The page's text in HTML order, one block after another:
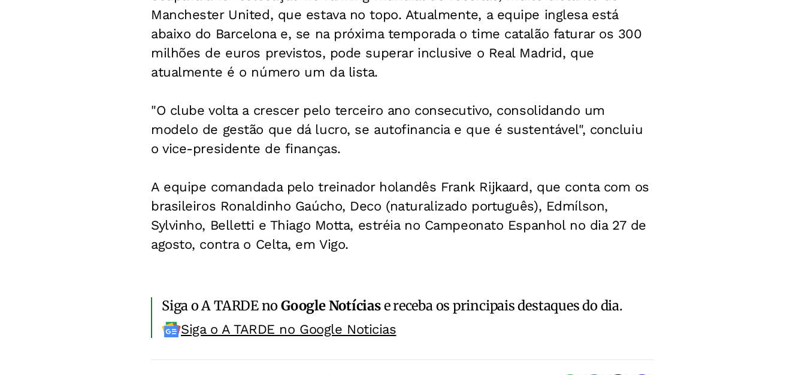
Manchester United, que estava no topo. Atualmente, a equipe inglesa está
abaixo do Barcelona e, se na próxima temporada o time catalão faturar os 300
milhões de euros previstos, pode superar inclusive o Real Madrid, que
atualmente é o número um da lista.
"O clube volta a crescer pelo terceiro ano consecutivo, consolidando um
modelo de gestão que dá lucro, se autofinancia e que é sustentável", concluiu
o vice-presidente de finanças.
A equipe comandada pelo treinador holandês Frank Rijkaard, que conta com os
brasileiros Ronaldinho Gaúcho, Deco (naturalizado português), Edmílson,
Sylvinho, Belletti e Thiago Motta, estréia no Campeonato Espanhol no dia 27 de
agosto, contra o Celta, em Vigo.
Siga o A TARDE noGoogle Notíciase receba os principais destaques do dia.
Siga o A TARDE no Google Noticias